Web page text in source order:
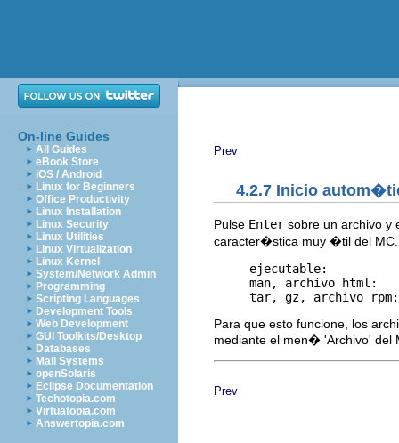
On-line Guides
All Guides
eBook Store
iOS / Android
Linux for Beginners
Office Productivity
Linux Installation
Linux Security
Linux Utilities
Linux Virtualization
Linux Kernel
System/Network Admin
Programming
Scripting Languages
Development Tools
Web Development
GUI Toolkits/Desktop
Databases
Mail Systems
openSolaris
Eclipse Documentation
Techotopia.com
Virtuatopia.com
Answertopia.com
Prev
4.2.7 Inicio
Pulse Enter sobre un archivo y
caracter�stica muy �til del MC.
ejecutable:
man, archivo html:
Para que esto funcione, los
mediante el men� 'Archivo' del
Prev